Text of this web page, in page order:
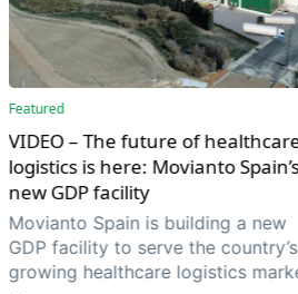
Featured
VIDEO – The future of
logistics is here: Movianto
new GDP facility
Movianto Spain is building a new
GDP facility to serve the country’s
growing healthcare logistics